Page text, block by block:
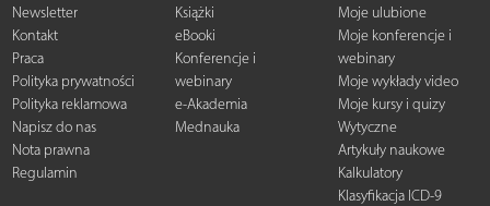
Newsletter
Kontakt
Praca
Polityka prywatności
Polityka reklamowa
Napisz do nas
Nota prawna
Regulamin
Książki
eBooki
Konferencje i
webinary
e-Akademia
Mednauka
Moje ulubione
Moje konferencje i
webinary
Moje wykłady video
Moje kursy i quizy
Wytyczne
Artykuły naukowe
Kalkulatory
Klasyfikacja ICD-9